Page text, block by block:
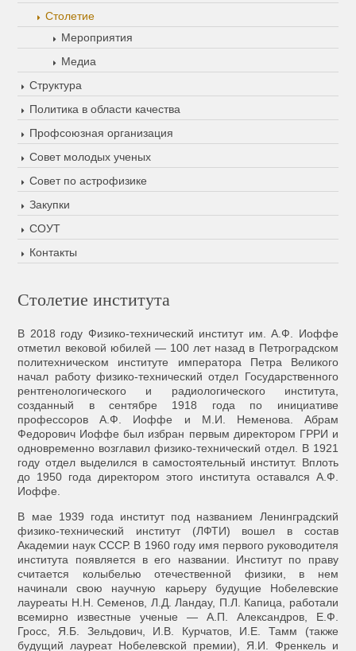
Столетие
Мероприятия
Медиа
Структура
Политика в области качества
Профсоюзная организация
Совет молодых ученых
Совет по астрофизике
Закупки
СОУТ
Контакты
Столетие института
В 2018 году Физико-технический институт им. А.Ф. Иоффе
отметил вековой юбилей — 100 лет назад в Петроградском
политехническом институте императора Петра Великого
начал работу физико-технический отдел Государственного
рентгенологического и радиологического института,
созданный в сентябре 1918 года по инициативе
профессоров А.Ф. Иоффе и М.И. Неменова. Абрам
Федорович Иоффе был избран первым директором ГРРИ и
одновременно возглавил физико-технический отдел. В 1921
году отдел выделился в самостоятельный институт. Вплоть
до 1950 года директором этого института оставался А.Ф.
Иоффе.
В мае 1939 года институт под названием Ленинградский
физико-технический институт (ЛФТИ) вошел в состав
Академии наук СССР. В 1960 году имя первого руководителя
института появляется в его названии. Институт по праву
считается колыбелью отечественной физики, в нем
начинали свою научную карьеру будущие Нобелевские
лауреаты Н.Н. Семенов, Л.Д. Ландау, П.Л. Капица, работали
всемирно известные ученые — А.П. Александров, Е.Ф.
Гросс, Я.Б. Зельдович, И.В. Курчатов, И.Е. Тамм (также
будущий лауреат Нобелевской премии), Я.И. Френкель и